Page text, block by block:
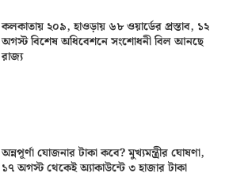
কলকাতায় ২০৯, হাওড়ায় ৬৮ ওয়ার্ডের প্রস্তাব, ১২
অগস্ট বিশেষ অধিবেশনে সংশোধনী বিল আনছে
রাজ্য
অন্নপূর্ণা যোজনার টাকা কবে? মুখ্যমন্ত্রীর ঘোষণা,
১৭ অগস্ট থেকেই অ্যাকাউন্টে ৩ হাজার টাকা